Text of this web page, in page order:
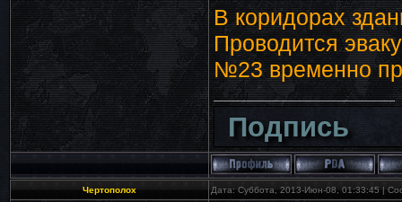
В коридорах
Проводится
№23 временно
Подпись
Чертополох Дата: Суббота, 2013-Июн-08, 01:33:45 |